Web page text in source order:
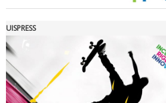
Luglio 2026: "Pensando con i piedi, si
rivoluzioni"
UISPRESS